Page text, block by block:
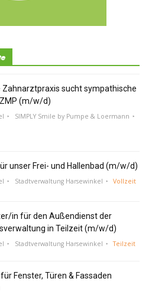
Zahnarztpraxis sucht sympathische
(m/w/d)
SIMPLY Smile by Pumpe & Loermann
unser Frei- und Hallenbad (m/w/d)
Stadtverwaltung Harsewinkel Vollzeit
in für den Außendienst der
in Teilzeit (m/w/d)
Stadtverwaltung Harsewinkel Teilzeit
Fenster, Türen & Fassaden